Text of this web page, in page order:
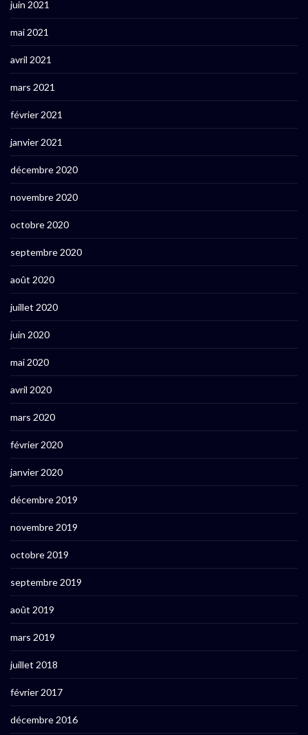
juin 2021
mai 2021
avril 2021
mars 2021
février 2021
janvier 2021
décembre 2020
novembre 2020
octobre 2020
septembre 2020
août 2020
juillet 2020
juin 2020
mai 2020
avril 2020
mars 2020
février 2020
janvier 2020
décembre 2019
novembre 2019
octobre 2019
septembre 2019
août 2019
mars 2019
juillet 2018
février 2017
décembre 2016